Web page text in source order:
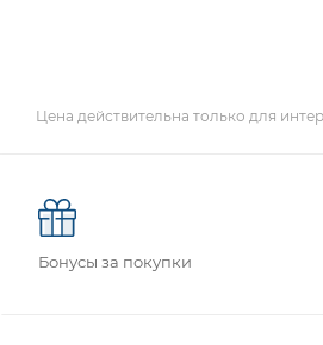
Цена действительна только для
Бонусы за покупки